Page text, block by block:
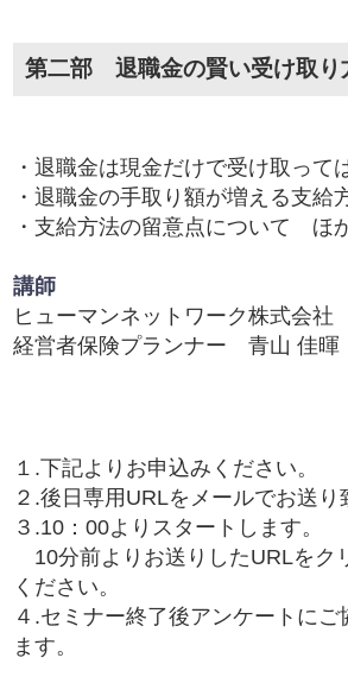
第二部 退職金の賢い受け取り
・退職金は現金だけで受け取って
・退職金の手取り額が増える支給
・支給方法の留意点について ほ
講師
ヒューマンネットワーク株式会社
経営者保険プランナー 青山 佳暉
１.下記よりお申込みください。
２.後日専用URLをメールでお送り
３.10：00よりスタートします。
10分前よりお送りしたURLをク
ください。
４.セミナー終了後アンケートにご
ます。